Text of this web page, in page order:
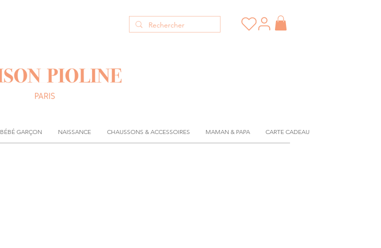
BÉBÉ GARÇON NAISSANCE CHAUSSONS & ACCESSOIRES MAMAN & PAPA CARTE CADEAU